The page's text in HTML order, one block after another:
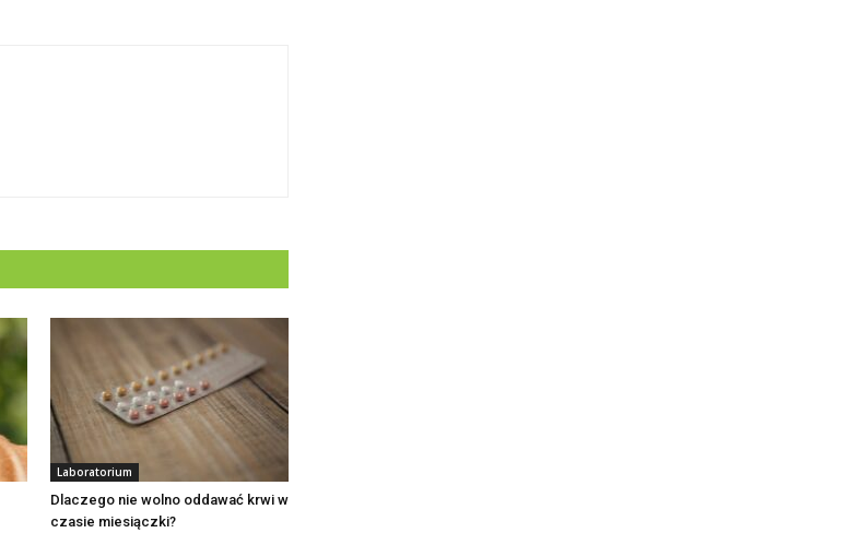
Laboratorium
Dlaczego nie wolno oddawać krwi w
czasie miesiączki?